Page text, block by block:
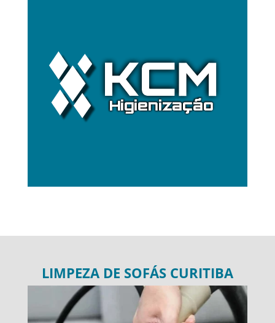
LIMPEZA DE SOFÁS CURITIBA